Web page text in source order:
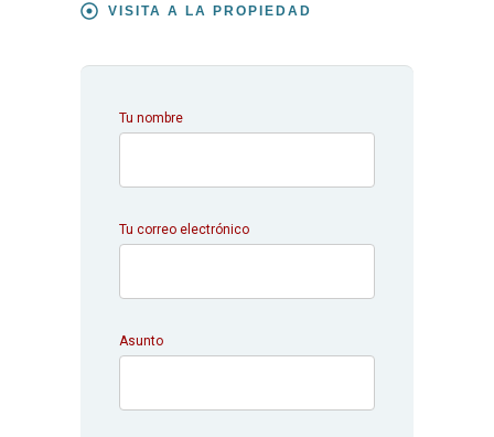
VISITA A LA PROPIEDAD
Tu nombre
Tu correo electrónico
Asunto